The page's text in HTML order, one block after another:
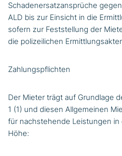
Schadenersatzansprüche
ALD bis zur Einsicht in die
sofern zur Feststellung der
die polizeilichen
Zahlungspflichten
Der Mieter trägt auf Grundlage
1 (1) und diesen Allgemeinen
für nachstehende Leistungen
Höhe: